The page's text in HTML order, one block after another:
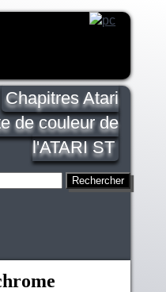
Chapitres Atari
de couleur de
l'ATARI ST